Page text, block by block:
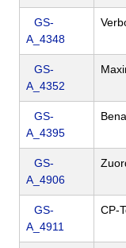
GS-
A_4348
GS-
A_4352
GS-
A_4395
GS-
A_4906
GS-
A_4911
CP-